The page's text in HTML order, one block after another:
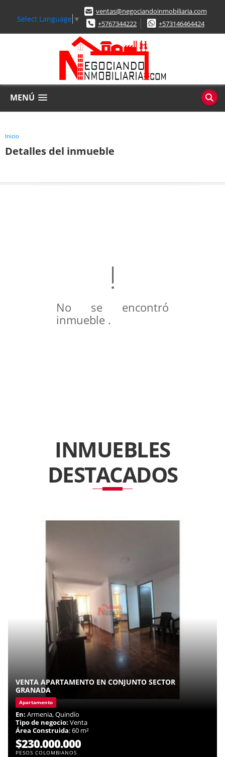
Select Language ▼
ventas@negociandoinmobiliaria.com
+5767344222
+573146464424
MENÚ
Inicio
Detalles del inmueble
No se encontró
inmueble .
INMUEBLES
DESTACADOS
VENTA APARTAMENTO EN CONJUNTO SECTOR
GRANADA
Apartamento
En: Armenia, Quindío
Tipo de negocio: Venta
Área Construida: 60 m²
$230.000.000
PESOS COLOMBIANOS